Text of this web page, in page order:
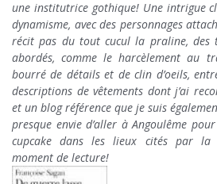
une institutrice gothique! Une intrigue
dynamisme, avec des personnages
récit pas du tout cucul la praline, des
abordés, comme le harcèlement au
bourré de détails et de clin d’oeils,
descriptions de vêtements dont j’ai
et un blog référence que je suis
presque envie d’aller à Angoulême
cupcake dans les lieux cités par la
moment de lecture!